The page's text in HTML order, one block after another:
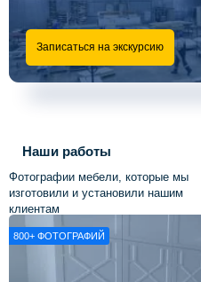
Записаться на экскурсию
Наши работы
Фотографии мебели, которые мы
изготовили и установили нашим
клиентам
800+ ФОТОГРАФИЙ